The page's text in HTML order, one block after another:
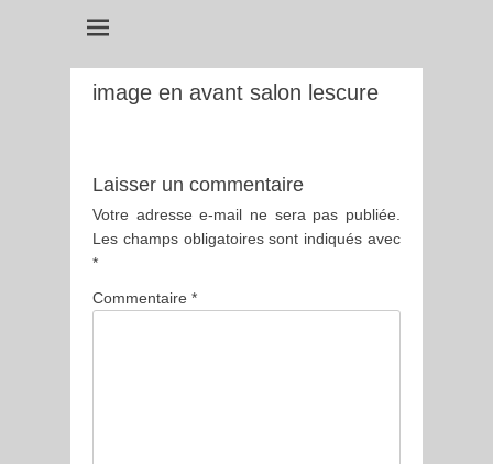
image en avant salon lescure
Laisser un commentaire
Votre adresse e-mail ne sera pas publiée.
Les champs obligatoires sont indiqués avec
*
Commentaire *